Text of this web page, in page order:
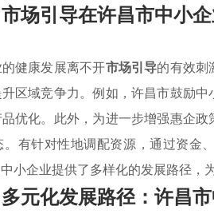
市场引导在许昌市中小
健康发展离不开市场引导的有效刺
区域竞争力。例如，许昌市鼓励
优化。此外，为进一步增强惠企
有针对性地调配资源，通过资金
小企业提供了多样化的发展路径
多元化发展路径：许昌